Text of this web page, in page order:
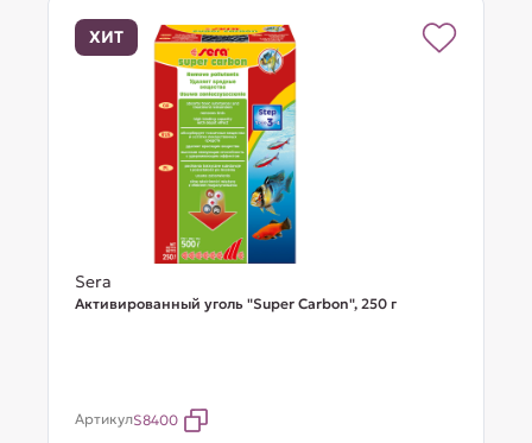
ХИТ
Sera
Активированный уголь "Super Carbon", 250 г
АртикулS8400